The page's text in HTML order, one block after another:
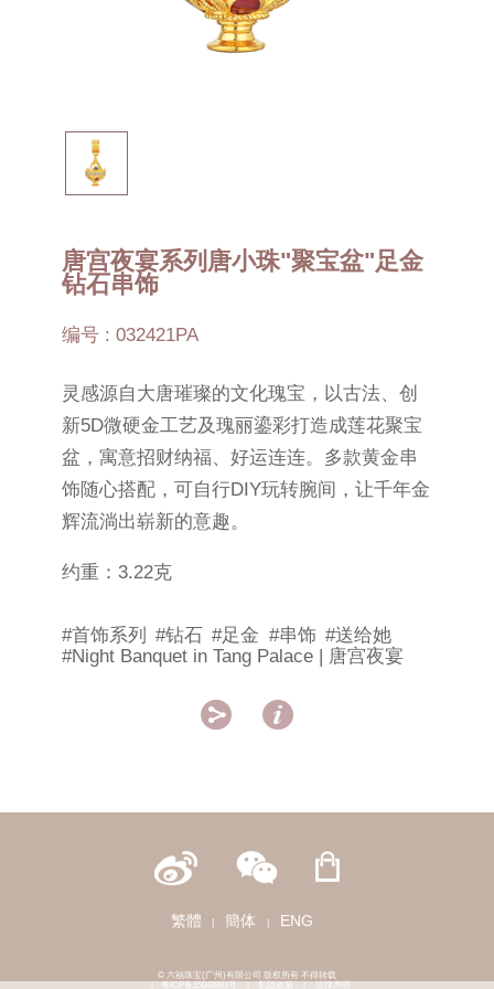
唐宫夜宴系列唐小珠"聚宝盆"足金
钻石串饰
编号 : 032421PA
灵感源自大唐璀璨的文化瑰宝，以古法、创
新5D微硬金工艺及瑰丽鎏彩打造成莲花聚宝
盆，寓意招财纳福、好运连连。多款黄金串
饰随心搭配，可自行DIY玩转腕间，让千年金
辉流淌出崭新的意趣。
约重：3.22克
#首饰系列 #钻石 #足金 #串饰 #送给她
#Night Banquet in Tang Palace | 唐宫夜宴
 
繁體 簡体 ENG
© 六福珠宝(广州)有限公司 版权所有 不得转载
|
粤ICP备15048991号 | 私隐政策 | 法律声明